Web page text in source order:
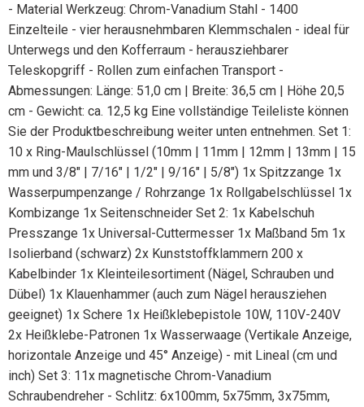
- Material Werkzeug: Chrom-Vanadium Stahl - 1400
Einzelteile - vier herausnehmbaren Klemmschalen - ideal für
Unterwegs und den Kofferraum - herausziehbarer
Teleskopgriff - Rollen zum einfachen Transport -
Abmessungen: Länge: 51,0 cm | Breite: 36,5 cm | Höhe 20,5
cm - Gewicht: ca. 12,5 kg Eine vollständige Teileliste können
Sie der Produktbeschreibung weiter unten entnehmen. Set 1:
10 x Ring-Maulschlüssel (10mm | 11mm | 12mm | 13mm | 15
mm und 3/8" | 7/16" | 1/2" | 9/16" | 5/8") 1x Spitzzange 1x
Wasserpumpenzange / Rohrzange 1x Rollgabelschlüssel 1x
Kombizange 1x Seitenschneider Set 2: 1x Kabelschuh
Presszange 1x Universal-Cuttermesser 1x Maßband 5m 1x
Isolierband (schwarz) 2x Kunststoffklammern 200 x
Kabelbinder 1x Kleinteilesortiment (Nägel, Schrauben und
Dübel) 1x Klauenhammer (auch zum Nägel herausziehen
geeignet) 1x Schere 1x Heißklebepistole 10W, 110V-240V
2x Heißklebe-Patronen 1x Wasserwaage (Vertikale Anzeige,
horizontale Anzeige und 45° Anzeige) - mit Lineal (cm und
inch) Set 3: 11x magnetische Chrom-Vanadium
Schraubendreher - Schlitz: 6x100mm, 5x75mm, 3x75mm,